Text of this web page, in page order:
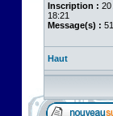
Inscription : 20
18:21
Message(s) :
Haut